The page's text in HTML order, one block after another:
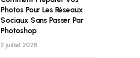
Photos Pour Les Réseaux
Sociaux Sans Passer Par
Photoshop
2 juillet 2026